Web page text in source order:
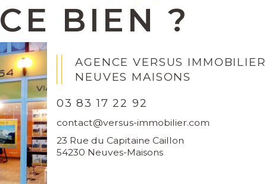
CE BIEN ?
AGENCE VERSUS IMMOBILIER
NEUVES MAISONS
03 83 17 22 92
contact@versus-immobilier.com
23 Rue du Capitaine Caillon
54230 Neuves-Maisons